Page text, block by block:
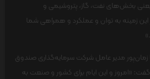
بخش‌های نفت، گاز، پتروشیمی و
زمینه به توان و عملکرد و همراهی شما
زمان‌پور مدیر عامل شرکت سرمایه‌گذاری صندوق
«امروز و این ایام برای کشور و صنعت به